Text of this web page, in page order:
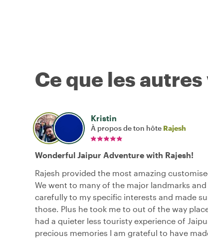
Ce que les
Kristin
À propos de ton hôte Rajesh
Wonderful Jaipur Adventure with Rajesh!
Rajesh provided the most amazing
We went to many of the major landmarks
carefully to my specific interests and made
those. Plus he took me to out of the way
had a quieter less touristy experience of
precious memories I am grateful to have